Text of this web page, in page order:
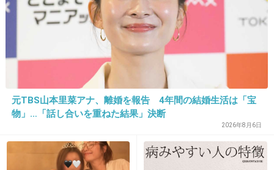
+1475
23. 匿名2016/10/30(日) 11:14:45
オリンピックを汚さないで
+880 -38
2016/10/30(日) 11:15:01
元TBS山本里菜アナ、離婚を報告 4年間の結婚生活は「宝
物」…「話し合いを重ねた結果」決断
2026年8月6日